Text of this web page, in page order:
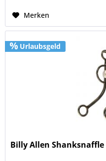
Merken
Urlaubsgeld
Billy Allen